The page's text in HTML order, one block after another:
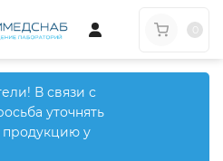
В связи с
уточнять
продукцию у